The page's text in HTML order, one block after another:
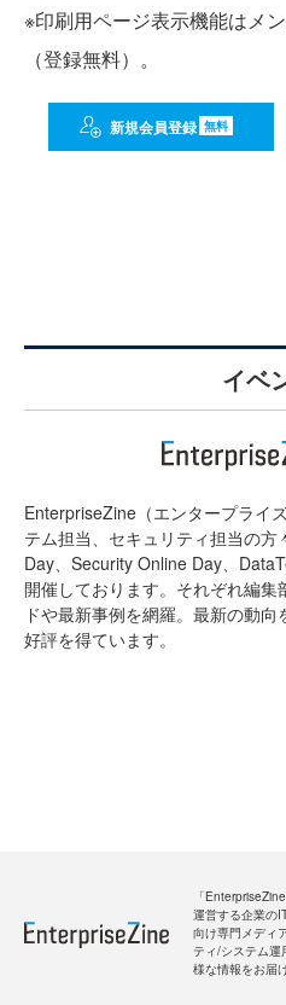
※印刷用ページ表示機能はメ
（登録無料）。
新規会員登録 無料
イベ
EnterpriseZine（エンタープライ
テム担当、セキュリティ担当の
Day、Security Online Day、
開催しております。それぞれ編
ドや最新事例を網羅。最新の動向
好評を得ています。
「
運営する企業の
向け専門メディ
ティ/システム運
様な情報をお届